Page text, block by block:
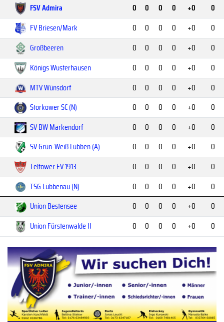
FSV Admira
0 0 0 0 +0
0
FV Briesen/Mark
0 0 0 0 +0
0
Großbeeren
0 0 0 0 +0
0
Königs Wusterhausen
0 0 0 0 +0
0
MTV Wünsdorf
0 0 0 0 +0
0
Storkower SC (N)
0 0 0 0 +0
0
SV BW Markendorf
0 0 0 0 +0
0
SV Grün-Weiß Lübben (A)
0 0 0 0 +0
0
Teltower FV 1913
0 0 0 0 +0
0
TSG Lübbenau (N)
0 0 0 0 +0
0
Union Bestensee
0 0 0 0 +0
0
Union Fürstenwalde II
0 0 0 0 +0 0